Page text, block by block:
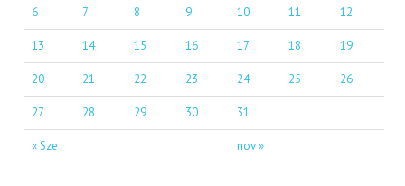
« Sze nov »
6 7 8 9 10 11 12
13 14 15 16 17 18 19
20 21 22 23 24 25 26
27 28 29 30 31